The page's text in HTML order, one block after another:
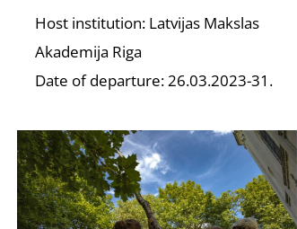
Host institution: Latvijas Makslas
Akademija Riga
Date of departure: 26.03.2023-31.